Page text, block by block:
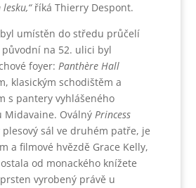
říká Thierry Despont.
umístěn do středu průčelí
na 52. ulici byl
foyer: Panthère Hall
klasickým schodištěm a
s pantery vyhlášeného
Midavaine. Oválný Princess
plesový sál ve druhém patře, je
a filmové hvězdě Grace Kelly,
od monackého knížete
vyrobený právě u